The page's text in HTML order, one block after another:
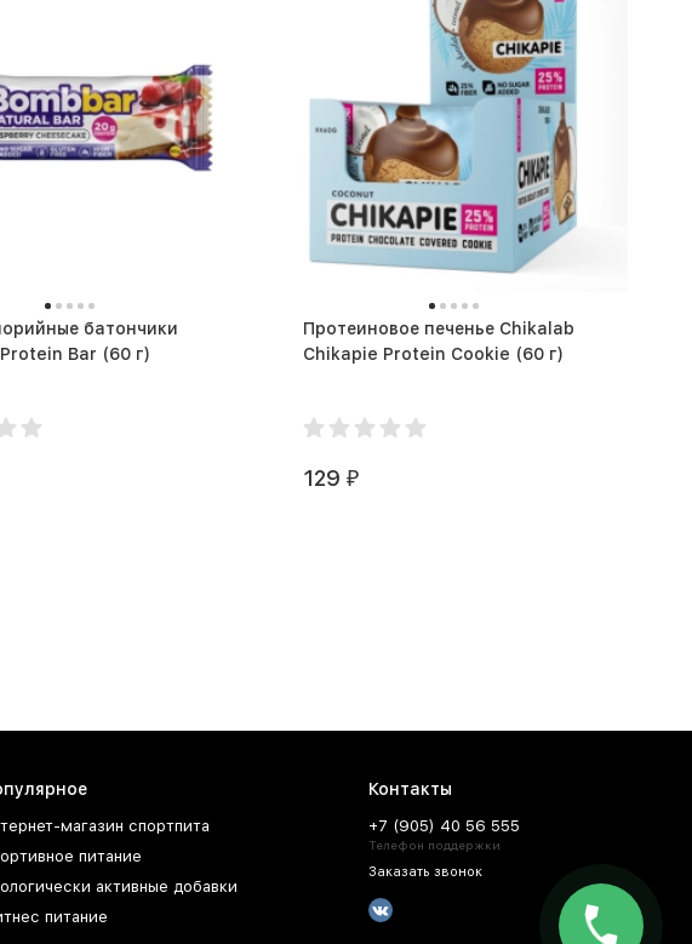
батончики
BombBar Protein Bar (60 г)
Протеиновое печенье Chikalab
Chikapie Protein Cookie (60 г)
129 ₽
магазин спортпита
питание
активные добавки
питание
Контакты
+7 (905) 40 56 555
Телефон поддержки
Заказать звонок